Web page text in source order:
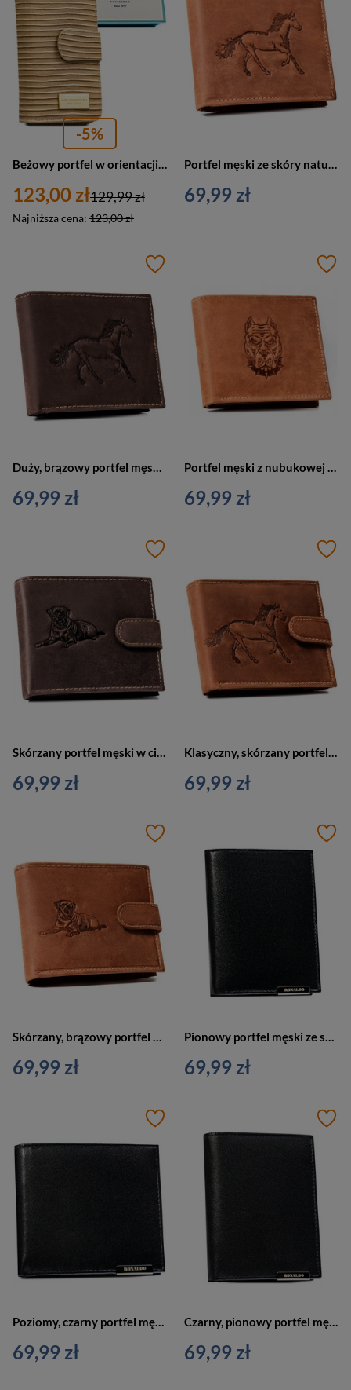
-5%
123,00 zł
Najniższa cena: 123,00 zł
129,99 zł 69,99 zł
Duży, brązowy portfel męski ze skóry naturalnej wyposażony w system RFID - Always Wild
69,99 zł
Portfel męski z nubukowej skóry naturalnej w brązowym kolorze z tłoczeniem przedstawiającym głowę psa - Always Wild
69,99 zł
69,99 zł 69,99 zł
Skórzany, brązowy portfel męski z tłoczeniem na froncie przedstawiającym psa
69,99 zł
Pionowy portfel męski ze skóry naturalnej w czarnym kolorze bez zapięcia zewnętrznego - Ronaldo
69,99 zł
69,99 zł 69,99 zł